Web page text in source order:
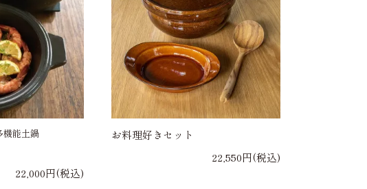
機能土鍋
22,000円(税込)
お料理好きセット
22,550円(税込)